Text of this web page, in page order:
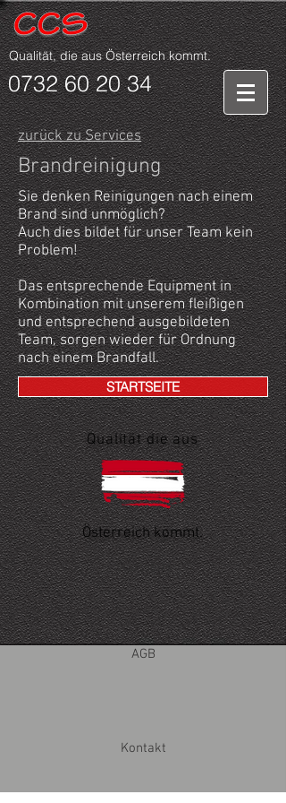
Qualität, die aus Österreich kommt.
0732 60 20 34
zurück zu Services
Brandreinigung
Sie denken Reinigungen nach einem
Brand sind unmöglich?
Auch dies bildet für unser Team kein
Problem!
Das entsprechende Equipment in
Kombination mit unserem fleißigen
und entsprechend ausgebildeten
Team, sorgen wieder für Ordnung
nach einem Brandfall.
STARTSEITE
Qualität die aus
Österreich kommt.
Startseite
AGB
Kontakt